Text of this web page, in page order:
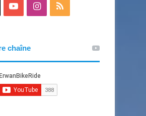
YouTubeInstagram
RSS
chaîne